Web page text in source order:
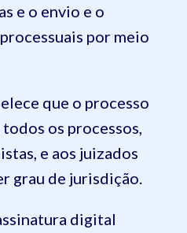
e o envio e o
por meio
que o processo
os processos,
e aos juizados
grau de jurisdição.
digital